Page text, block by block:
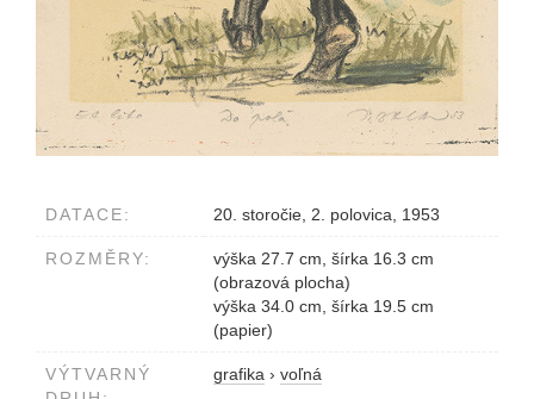
DATACE: 20. storočie, 2. polovica, 1953
ROZMĚRY:
výška 27.7 cm, šírka 16.3 cm
(obrazová plocha)
výška 34.0 cm, šírka 19.5 cm
(papier)
VÝTVARNÝ
grafika › voľná